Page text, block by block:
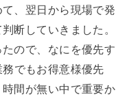
、翌日から現場で発
断していきました。
ので、なにを優先す
務でもお得意様優先
間が無い中で重要か